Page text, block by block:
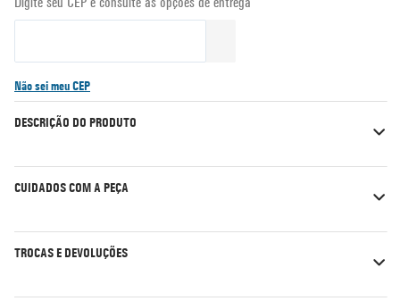
Não sei meu CEP
DESCRIÇÃO DO PRODUTO
CUIDADOS COM A PEÇA
TROCAS E DEVOLUÇÕES